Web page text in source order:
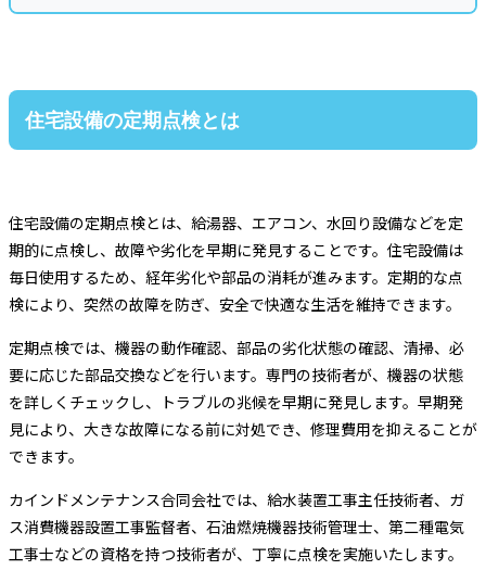
住宅設備の定期点検とは
住宅設備の定期点検とは、給湯器、エアコン、水回り設備などを定
期的に点検し、故障や劣化を早期に発見することです。住宅設備は
毎日使用するため、経年劣化や部品の消耗が進みます。定期的な点
検により、突然の故障を防ぎ、安全で快適な生活を維持できます。
定期点検では、機器の動作確認、部品の劣化状態の確認、清掃、必
要に応じた部品交換などを行います。専門の技術者が、機器の状態
を詳しくチェックし、トラブルの兆候を早期に発見します。早期発
見により、大きな故障になる前に対処でき、修理費用を抑えることが
できます。
カインドメンテナンス合同会社では、給水装置工事主任技術者、ガ
ス消費機器設置工事監督者、石油燃焼機器技術管理士、第二種電気
工事士などの資格を持つ技術者が、丁寧に点検を実施いたします。